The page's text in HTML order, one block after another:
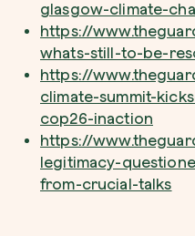
glasgow-climate-
https://
whats-still-to-be-
https://
climate-summit-
cop26-inaction
https://
legitimacy-
from-crucial-talks